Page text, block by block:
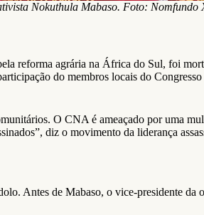
Nokuthula Mabaso. Foto: Nomfundo
reforma agrária na África do Sul, foi
do membros locais do
O CNA é ameaçado por uma
diz o movimento da liderança
Antes de Mabaso, o vice-presidente da